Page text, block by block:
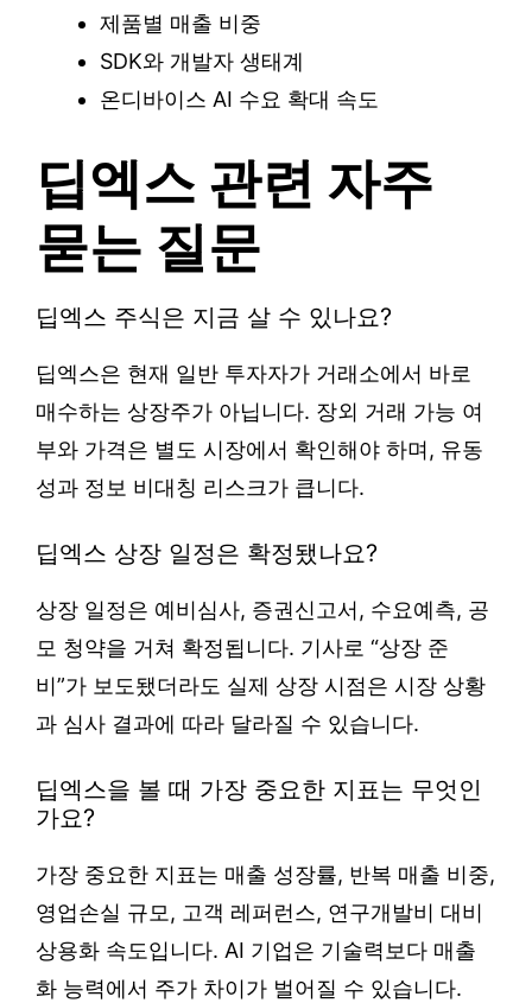
제품별 매출 비중
SDK와 개발자 생태계
온디바이스 AI 수요 확대 속도
딥엑스 관련 자주
묻는 질문
딥엑스 주식은 지금 살 수 있나요?
딥엑스은 현재 일반 투자자가 거래소에서 바로
매수하는 상장주가 아닙니다. 장외 거래 가능 여
부와 가격은 별도 시장에서 확인해야 하며, 유동
성과 정보 비대칭 리스크가 큽니다.
딥엑스 상장 일정은 확정됐나요?
상장 일정은 예비심사, 증권신고서, 수요예측, 공
모 청약을 거쳐 확정됩니다. 기사로 “상장 준
비”가 보도됐더라도 실제 상장 시점은 시장 상황
과 심사 결과에 따라 달라질 수 있습니다.
딥엑스을 볼 때 가장 중요한 지표는 무엇인
가요?
가장 중요한 지표는 매출 성장률, 반복 매출 비중,
영업손실 규모, 고객 레퍼런스, 연구개발비 대비
상용화 속도입니다. AI 기업은 기술력보다 매출
화 능력에서 주가 차이가 벌어질 수 있습니다.